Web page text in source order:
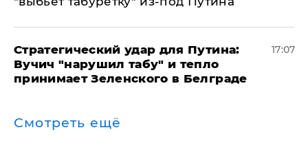
Стратегический удар для Путина:
Вучич "нарушил табу" и тепло
принимает Зеленского в Белграде
17:07
Смотреть ещё